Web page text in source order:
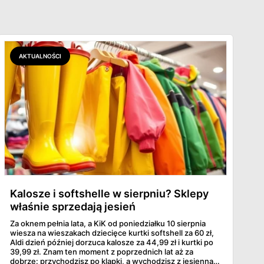
AKTUALNOŚCI
Kalosze i softshelle w sierpniu? Sklepy
właśnie sprzedają jesień
Za oknem pełnia lata, a KiK od poniedziałku 10 sierpnia
wiesza na wieszakach dziecięce kurtki softshell za 60 zł,
Aldi dzień później dorzuca kalosze za 44,99 zł i kurtki po
39,99 zł. Znam ten moment z poprzednich lat aż za
dobrze: przychodzisz po klapki, a wychodzisz z jesienną